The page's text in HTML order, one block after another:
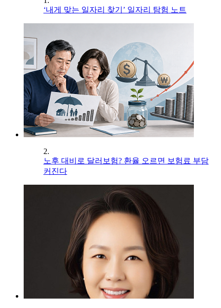
‘내게 맞는 일자리 찾기’ 일자리 탐험 노트
2.
노후 대비로 달러보험? 환율 오르면 보험료 부담
커진다